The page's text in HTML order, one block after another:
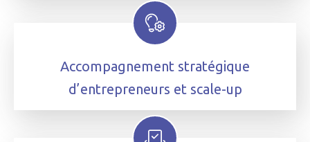
Accompagnement stratégique
d’entrepreneurs et scale-up